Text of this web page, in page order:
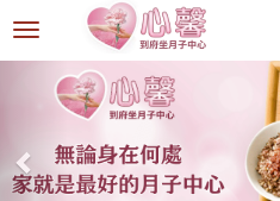
選
單